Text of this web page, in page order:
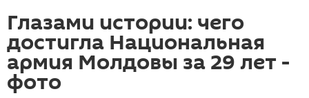
Глазами истории: чего
достигла Национальная
армия Молдовы за 29 лет -
фото